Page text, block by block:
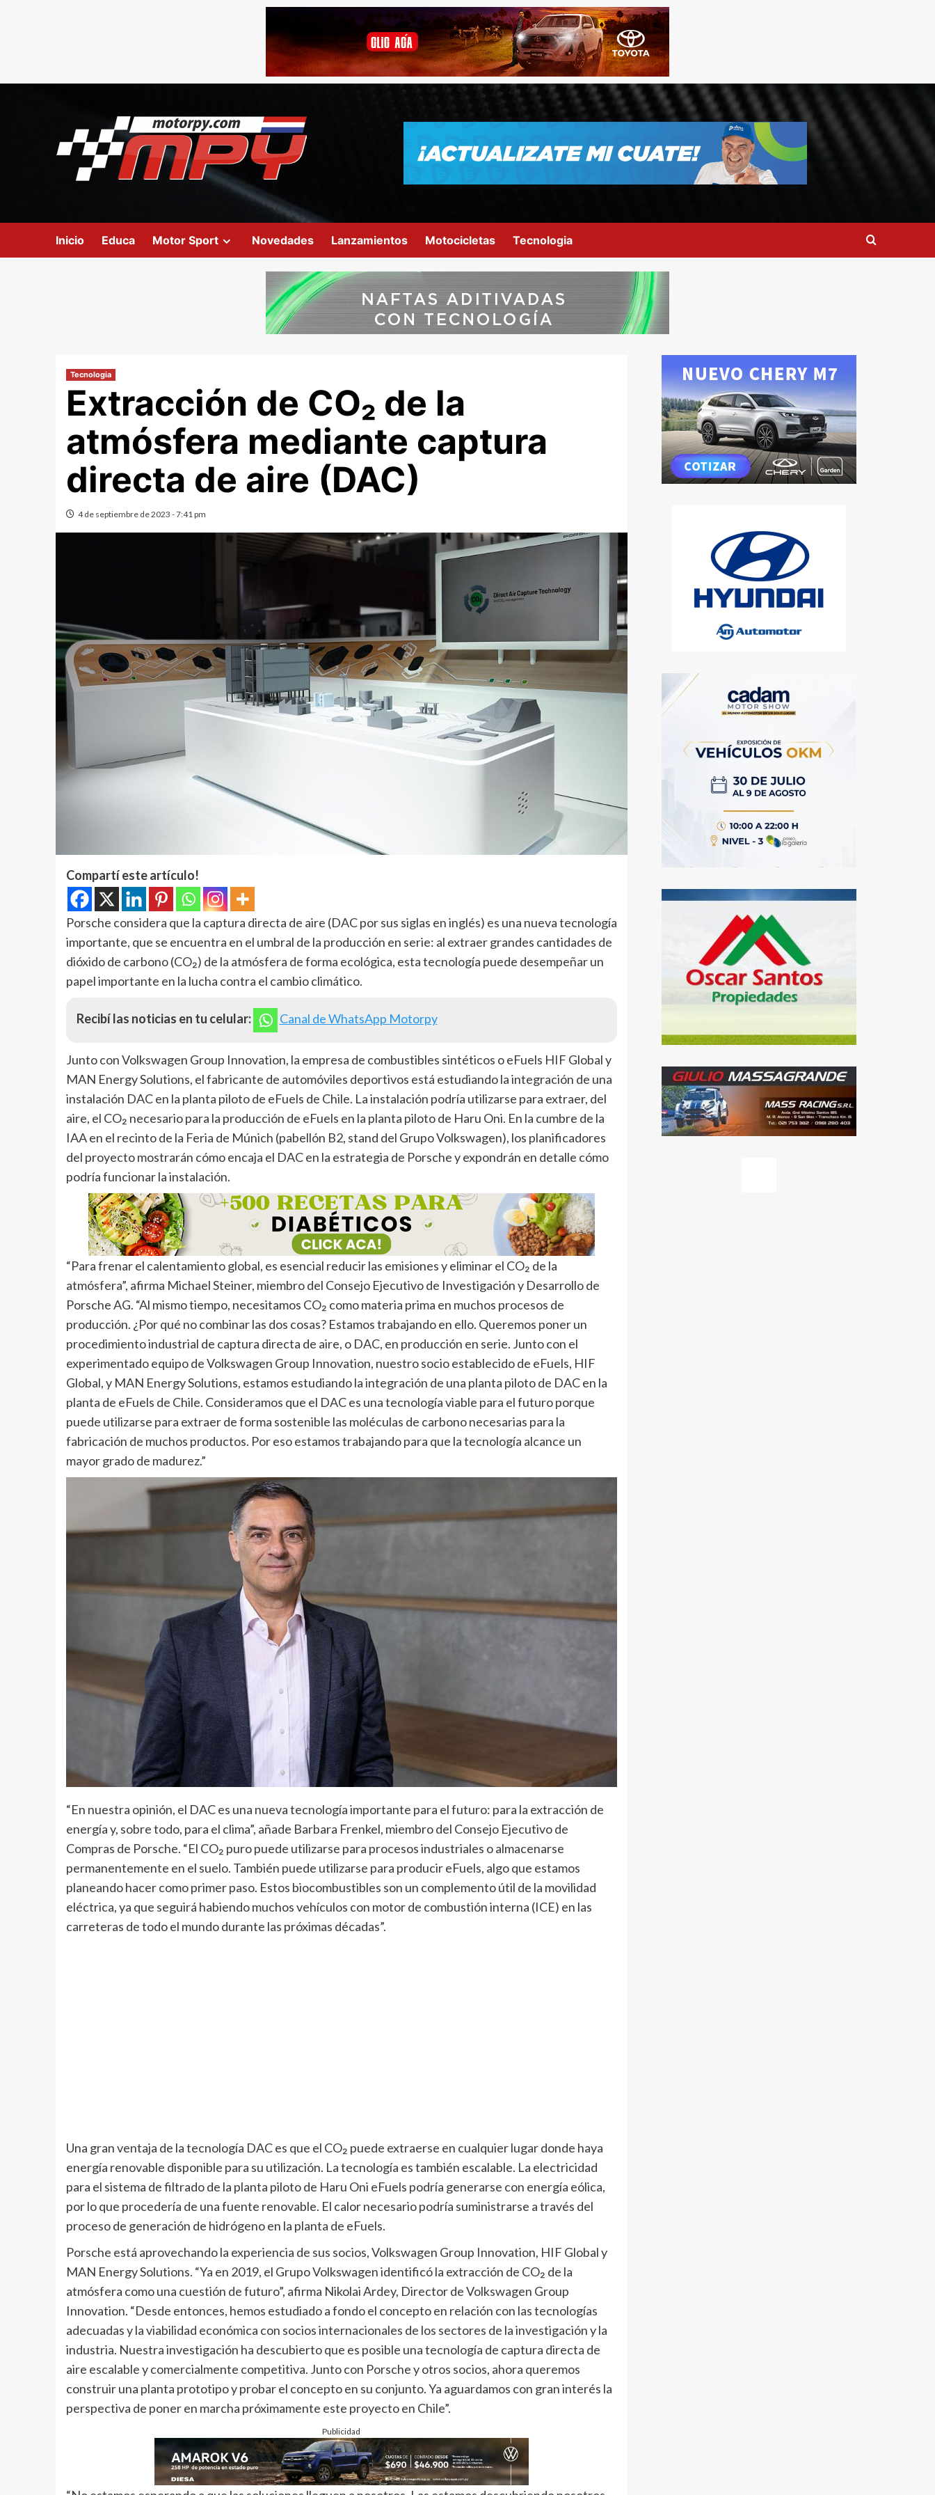
Inicio Educa Motor Sport Novedades Lanzamientos Motocicletas Tecnologia
Tecnologia
Extracción de CO₂ de la
atmósfera mediante captura
directa de aire (DAC)
4 de septiembre de 2023 - 7:41 pm
Compartí este artículo!
Porsche considera que la captura directa de aire (DAC por sus siglas en inglés) es una nueva tecnología
importante, que se encuentra en el umbral de la producción en serie: al extraer grandes cantidades de
dióxido de carbono (CO₂) de la atmósfera de forma ecológica, esta tecnología puede desempeñar un
papel importante en la lucha contra el cambio climático.
Recibí las noticias en tu celular: Canal de WhatsApp Motorpy
Junto con Volkswagen Group Innovation, la empresa de combustibles sintéticos o eFuels HIF Global y
MAN Energy Solutions, el fabricante de automóviles deportivos está estudiando la integración de una
instalación DAC en la planta piloto de eFuels de Chile. La instalación podría utilizarse para extraer, del
aire, el CO₂ necesario para la producción de eFuels en la planta piloto de Haru Oni. En la cumbre de la
IAA en el recinto de la Feria de Múnich (pabellón B2, stand del Grupo Volkswagen), los planificadores
del proyecto mostrarán cómo encaja el DAC en la estrategia de Porsche y expondrán en detalle cómo
podría funcionar la instalación.
“Para frenar el calentamiento global, es esencial reducir las emisiones y eliminar el CO₂ de la
atmósfera”, afirma Michael Steiner, miembro del Consejo Ejecutivo de Investigación y Desarrollo de
Porsche AG. “Al mismo tiempo, necesitamos CO₂ como materia prima en muchos procesos de
producción. ¿Por qué no combinar las dos cosas? Estamos trabajando en ello. Queremos poner un
procedimiento industrial de captura directa de aire, o DAC, en producción en serie. Junto con el
experimentado equipo de Volkswagen Group Innovation, nuestro socio establecido de eFuels, HIF
Global, y MAN Energy Solutions, estamos estudiando la integración de una planta piloto de DAC en la
planta de eFuels de Chile. Consideramos que el DAC es una tecnología viable para el futuro porque
puede utilizarse para extraer de forma sostenible las moléculas de carbono necesarias para la
fabricación de muchos productos. Por eso estamos trabajando para que la tecnología alcance un
mayor grado de madurez.”
“En nuestra opinión, el DAC es una nueva tecnología importante para el futuro: para la extracción de
energía y, sobre todo, para el clima”, añade Barbara Frenkel, miembro del Consejo Ejecutivo de
Compras de Porsche. “El CO₂ puro puede utilizarse para procesos industriales o almacenarse
permanentemente en el suelo. También puede utilizarse para producir eFuels, algo que estamos
planeando hacer como primer paso. Estos biocombustibles son un complemento útil de la movilidad
eléctrica, ya que seguirá habiendo muchos vehículos con motor de combustión interna (ICE) en las
carreteras de todo el mundo durante las próximas décadas”.
Una gran ventaja de la tecnología DAC es que el CO₂ puede extraerse en cualquier lugar donde haya
energía renovable disponible para su utilización. La tecnología es también escalable. La electricidad
para el sistema de filtrado de la planta piloto de Haru Oni eFuels podría generarse con energía eólica,
por lo que procedería de una fuente renovable. El calor necesario podría suministrarse a través del
proceso de generación de hidrógeno en la planta de eFuels.
Porsche está aprovechando la experiencia de sus socios, Volkswagen Group Innovation, HIF Global y
MAN Energy Solutions. “Ya en 2019, el Grupo Volkswagen identificó la extracción de CO₂ de la
atmósfera como una cuestión de futuro”, afirma Nikolai Ardey, Director de Volkswagen Group
Innovation. “Desde entonces, hemos estudiado a fondo el concepto en relación con las tecnologías
adecuadas y la viabilidad económica con socios internacionales de los sectores de la investigación y la
industria. Nuestra investigación ha descubierto que es posible una tecnología de captura directa de
aire escalable y comercialmente competitiva. Junto con Porsche y otros socios, ahora queremos
construir una planta prototipo y probar el concepto en su conjunto. Ya aguardamos con gran interés la
perspectiva de poner en marcha próximamente este proyecto en Chile”.
Publicidad